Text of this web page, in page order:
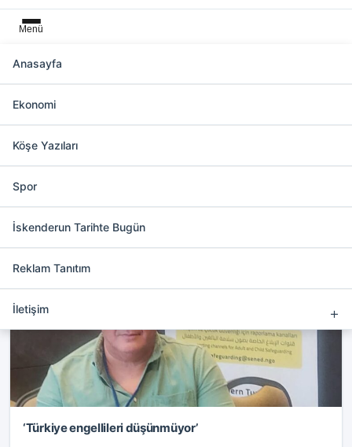
Menü
Anasayfa
Ekonomi
Köşe Yazıları
Spor
İskenderun Tarihte Bugün
Reklam Tanıtım
İletişim
Decorating Kategorisinde 6 Haber
Slider üstü
Reklam Yönetimi eklentisini
‘Türkiye engellileri düşünmüyor’